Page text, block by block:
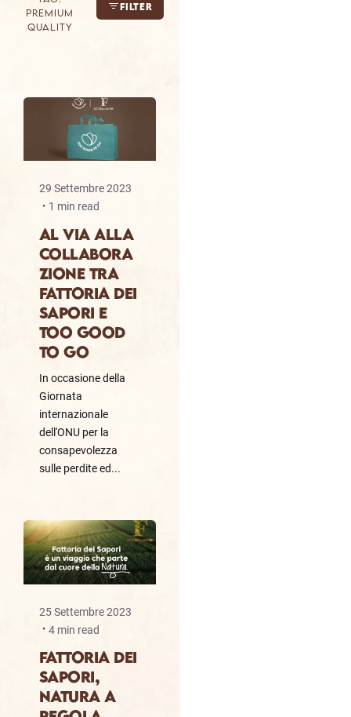
premium
quality
Filter
29 Settembre 2023
1 min read
Al via alla
collabora
zione tra
Fattoria dei
Sapori e
Too Good
To Go
In occasione della
Giornata
internazionale
dell'ONU per la
consapevolezza
sulle perdite ed...
25 Settembre 2023
4 min read
Fattoria dei
Sapori,
Natura a